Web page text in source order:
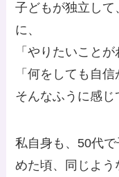
子どもが独立し
に、
「やりたいことが
「何をしても自信
そんなふうに感じ
私自身も、50代
めた頃、同じよう